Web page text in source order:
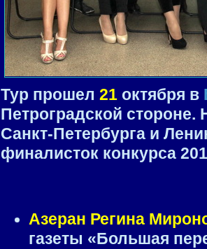
Тур прошел 21 октября в
Петроградской
Санкт-Петербурга и
финалисток конкурса
Азеран Регина
газеты «Большая